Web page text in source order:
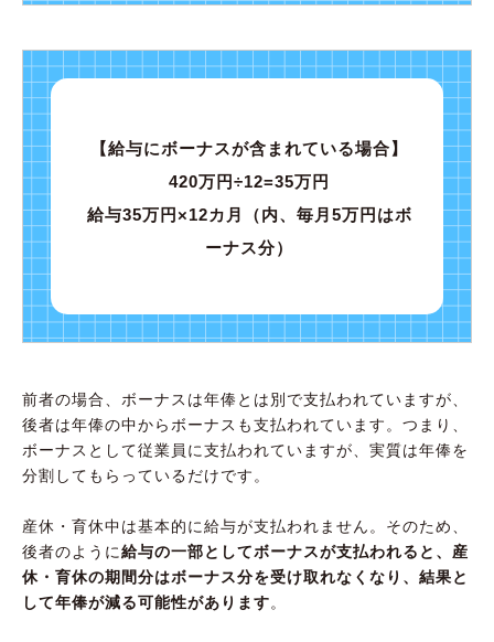
【給与にボーナスが含まれている場合】
420万円÷12=35万円
給与35万円×12カ月（内、毎月5万円はボ
ーナス分）
前者の場合、ボーナスは年俸とは別で支払われていますが、
後者は年俸の中からボーナスも支払われています。つまり、
ボーナスとして従業員に支払われていますが、実質は年俸を
分割してもらっているだけです。
産休・育休中は基本的に給与が支払われません。そのため、
後者のように給与の一部としてボーナスが支払われると、産
休・育休の期間分はボーナス分を受け取れなくなり、結果と
して年俸が減る可能性があります。